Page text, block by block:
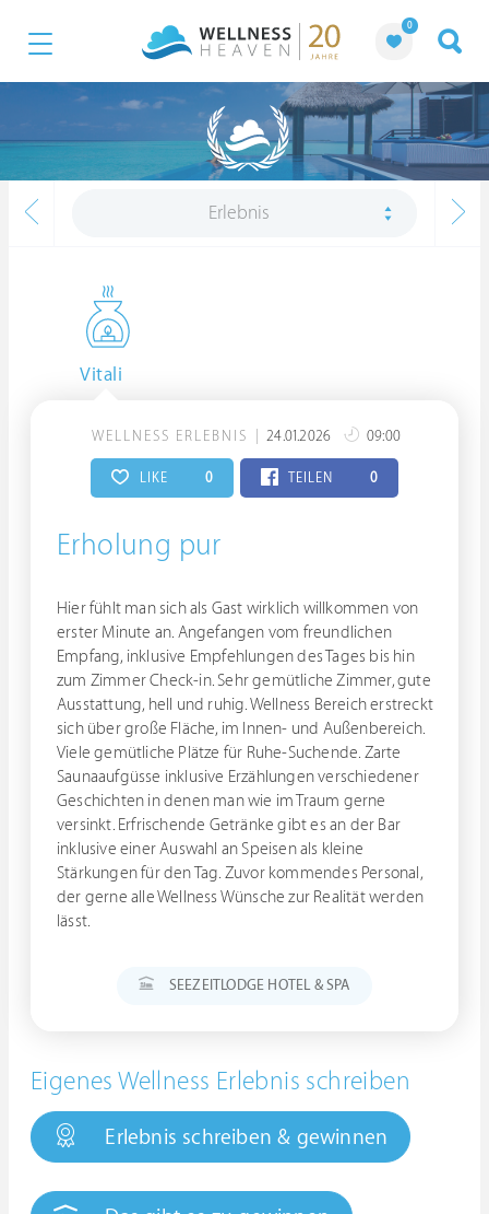
0
Erlebnis
Vitali
WELLNESS ERLEBNIS 24.01.2026 09:00
LIKE 0 TEILEN 0
Erholung pur
Hier fühlt man sich als Gast wirklich willkommen von
erster Minute an. Angefangen vom freundlichen
Empfang, inklusive Empfehlungen des Tages bis hin
zum Zimmer Check-in. Sehr gemütliche Zimmer, gute
Ausstattung, hell und ruhig. Wellness Bereich erstreckt
sich über große Fläche, im Innen- und Außenbereich.
Viele gemütliche Plätze für Ruhe-Suchende. Zarte
Saunaaufgüsse inklusive Erzählungen verschiedener
Geschichten in denen man wie im Traum gerne
versinkt. Erfrischende Getränke gibt es an der Bar
inklusive einer Auswahl an Speisen als kleine
Stärkungen für den Tag. Zuvor kommendes Personal,
der gerne alle Wellness Wünsche zur Realität werden
lässt.
SEEZEITLODGE HOTEL & SPA
Eigenes Wellness Erlebnis schreiben
Erlebnis schreiben & gewinnen